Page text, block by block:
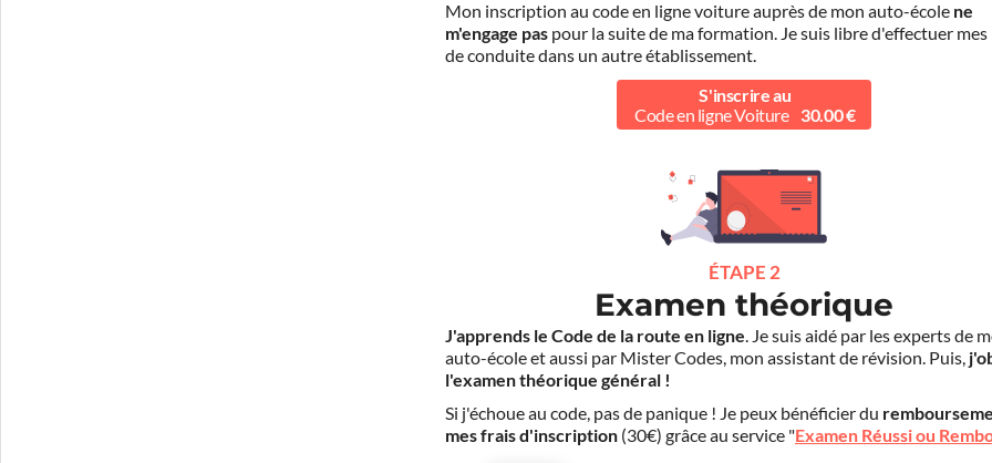
Mon inscription au code en ligne voiture auprès de mon auto-école ne
m'engage pas pour la suite de ma formation. Je suis libre d'effectuer mes
de conduite dans un autre établissement.
S'inscrire au
Code en ligne Voiture
30.00 €
ÉTAPE 2
Examen théorique
J'apprends le Code de la route en ligne. Je suis aidé par les experts de
auto-école et aussi par Mister Codes, mon assistant de révision. Puis,
l'examen théorique général !
Si j'échoue au code, pas de panique ! Je peux bénéficier du
mes frais d'inscription (30€) grâce au service "Examen Réussi ou